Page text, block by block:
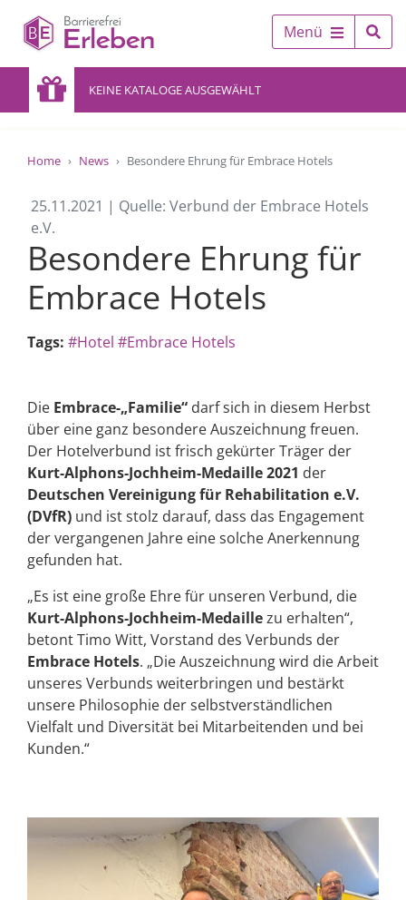
Menü
KEINE KATALOGE AUSGEWÄHLT
Home News Besondere Ehrung für Embrace Hotels
25.11.2021 | Quelle: Verbund der Embrace Hotels
e.V.
Besondere Ehrung für
Embrace Hotels
Tags: #Hotel #Embrace Hotels
Die Embrace-„Familie“ darf sich in diesem Herbst
über eine ganz besondere Auszeichnung freuen.
Der Hotelverbund ist frisch gekürter Träger der
Kurt-Alphons-Jochheim-Medaille 2021 der
Deutschen Vereinigung für Rehabilitation e.V.
(DVfR) und ist stolz darauf, dass das Engagement
der vergangenen Jahre eine solche Anerkennung
gefunden hat.
„Es ist eine große Ehre für unseren Verbund, die
Kurt-Alphons-Jochheim-Medaillezu erhalten“,
betont Timo Witt, Vorstand des Verbunds der
Embrace Hotels. „Die Auszeichnung wird die Arbeit
unseres Verbunds weiterbringen und bestärkt
unsere Philosophie der selbstverständlichen
Vielfalt und Diversität bei Mitarbeitenden und bei
Kunden.“